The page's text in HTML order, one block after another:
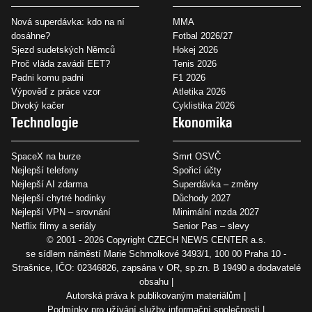
Nová superdávka: kdo na ní
dosáhne?
Sjezd sudetských Němců
Proč vláda zavádí EET?
Padni komu padni
Výpověď z práce vzor
Divoký kačer
MMA
Fotbal 2026/27
Hokej 2026
Tenis 2026
F1 2026
Atletika 2026
Cyklistika 2026
Technologie
SpaceX na burze
Nejlepší telefony
Nejlepší AI zdarma
Nejlepší chytré hodinky
Nejlepší VPN – srovnání
Netflix filmy a seriály
Ekonomika
Smrt OSVČ
Spořicí účty
Superdávka – změny
Důchody 2027
Minimální mzda 2027
Senior Pas – slevy
© 2001 - 2026 Copyright CZECH NEWS CENTER a.s.
se sídlem náměstí Marie Schmolkové 3493/1, 100 00 Praha 10 -
Strašnice, IČO: 02346826, zapsána v OR, sp.zn. B 19490 a dodavatelé
obsahu
Autorská práva k publikovaným materiálům
Podmínky pro užívání služby informační společnosti